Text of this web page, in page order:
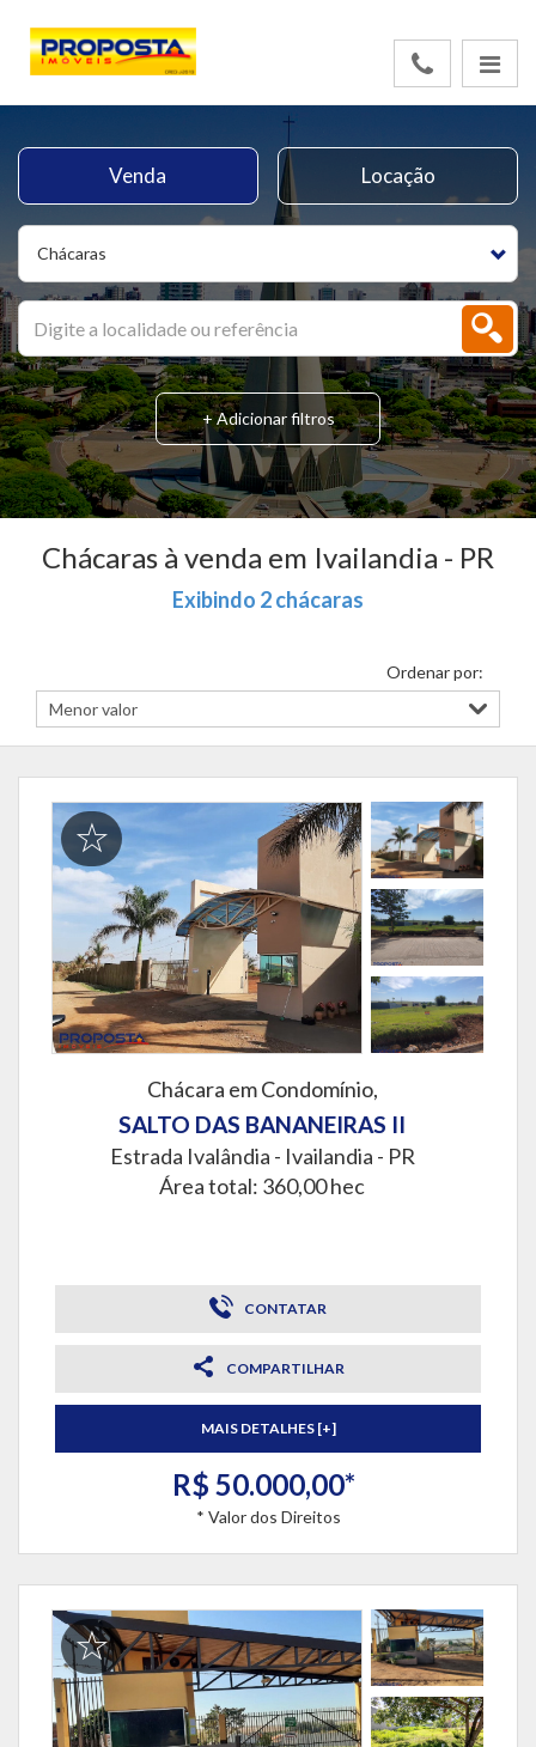
Chácaras
Venda Locação
+ Adicionar filtros
Chácaras à venda em Ivailandia - PR
Exibindo 2 chácaras
Ordenar por:
Chácara em Condomínio,
SALTO DAS BANANEIRAS II
Estrada Ivalândia - Ivailandia - PR
Área total: 360,00 hec
CONTATAR
COMPARTILHAR
MAIS DETALHES [+]
R$ 50.000,00*
* Valor dos Direitos